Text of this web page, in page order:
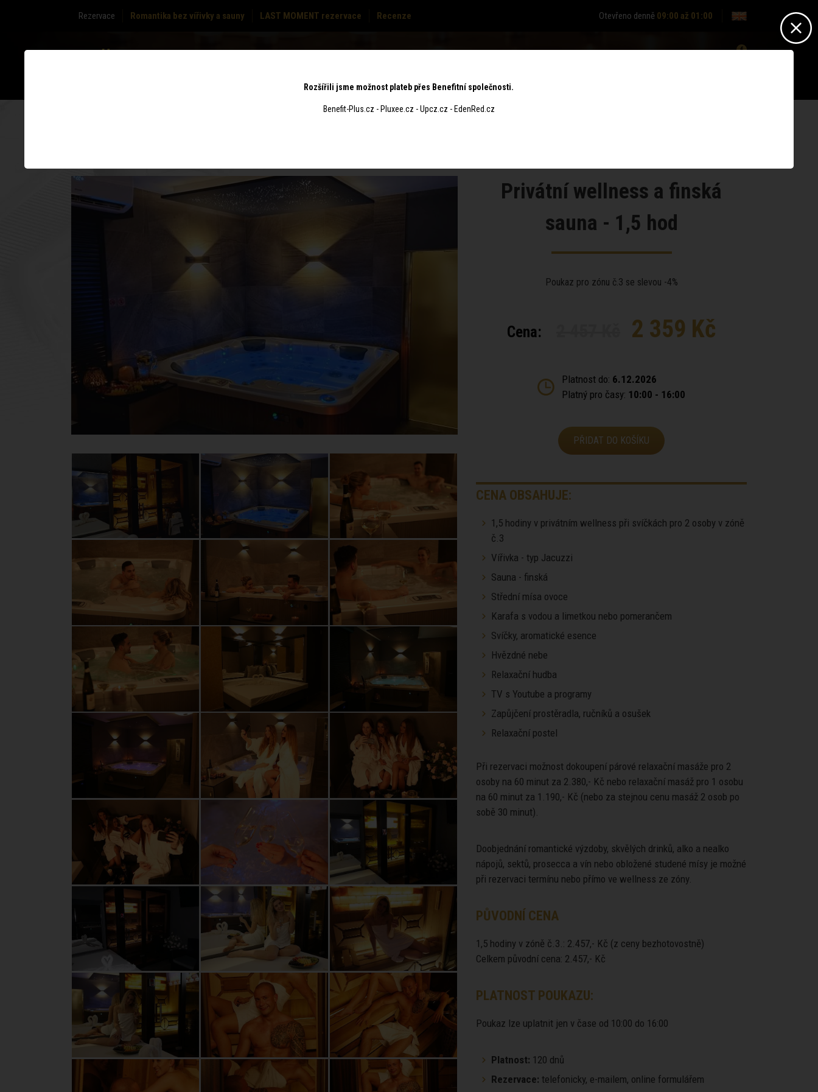
Rezervace Romantika bez vířivky a sauny LAST MOMENT rezervace Recenze Otevřeno denně 09:00 až 01:00
Privátní wellness a finská
sauna - 1,5 hod
Poukaz pro zónu č.3 se slevou -4%
Cena: 2 359 Kč
Platnost do: 6.12.2026
Platný pro časy: 10:00 - 16:00
PŘIDAT DO KOŠÍKU
CENA OBSAHUJE:
1,5 hodiny v privátním wellness při svíčkách pro 2 osoby v zóně
č.3
Vířivka - typ Jacuzzi
Sauna - finská
Střední mísa ovoce
Karafa s vodou a limetkou nebo pomerančem
Svíčky, aromatické esence
Hvězdné nebe
Relaxační hudba
TV s Youtube a programy
Zapůjčení prostěradla, ručníků a osušek
Relaxační postel
Při rezervaci možnost dokoupení párové relaxační masáže pro 2
osoby na 60 minut za 2.380,- Kč nebo relaxační masáž pro 1 osobu
na 60 minut za 1.190,- Kč (nebo za stejnou cenu masáž 2 osob po
sobě 30 minut).
Doobjednání romantické výzdoby, skvělých drinků, alko a nealko
nápojů, sektů, prosecca a vín nebo obložené studené mísy je možné
při rezervaci termínu nebo přímo ve wellness ze zóny.
PŮVODNÍ CENA
1,5 hodiny v zóně č.3.: 2.457,- Kč (z ceny bezhotovostně)
Celkem původní cena: 2.457,- Kč
PLATNOST POUKAZU:
Poukaz lze uplatnit jen v čase od 10:00 do 16:00
Platnost: 120 dnů
Rezervace: telefonicky, e-mailem, online formulářem
Rozšířili jsme možnost plateb přes Benefitní společnosti.
Benefit-Plus.cz - Pluxee.cz - Upcz.cz - EdenRed.cz